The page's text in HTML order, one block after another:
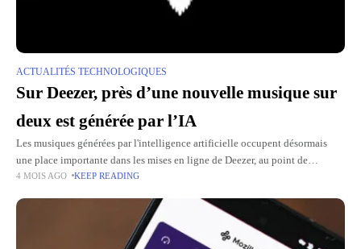
ACTUALITÉS TECHNOLOGIQUES
Sur Deezer, près d’une nouvelle musique sur
deux est générée par l’IA
Les musiques générées par l'intelligence artificielle occupent désormais
une place importante dans les mises en ligne de Deezer, au point de
représenter 44 % des titres, sans pour autant dominer
4 MOIS AGO KEEP READING